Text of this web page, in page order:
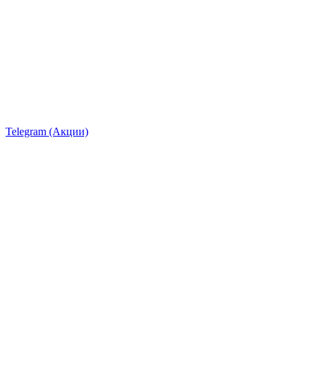
Telegram (Акции)